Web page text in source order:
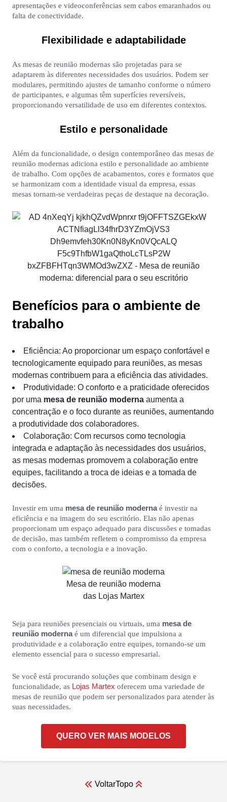
apresentações e videoconferências sem cabos emaranhados ou
falta de conectividade.
Flexibilidade e adaptabilidade
As mesas de reunião modernas são projetadas para se
adaptarem às diferentes necessidades dos usuários. Podem ser
modulares, permitindo ajustes de tamanho conforme o número
de participantes, e algumas têm superfícies reversíveis,
proporcionando versatilidade de uso em diferentes contextos.
Estilo e personalidade
Além da funcionalidade, o design contemporâneo das mesas de
reunião modernas adiciona estilo e personalidade ao ambiente
de trabalho. Com opções de acabamentos, cores e formatos que
se harmonizam com a identidade visual da empresa, essas
mesas tornam-se verdadeiras peças de destaque na decoração.
Benefícios para o ambiente de
trabalho
Eficiência: Ao proporcionar um espaço confortável e
tecnologicamente equipado para reuniões, as mesas
modernas contribuem para a eficiência das atividades.
Produtividade: O conforto e a praticidade oferecidos
por uma mesa de reunião moderna aumenta a
concentração e o foco durante as reuniões, aumentando
a produtividade dos colaboradores.
Colaboração: Com recursos como tecnologia
integrada e adaptação às necessidades dos usuários,
as mesas modernas promovem a colaboração entre
equipes, facilitando a troca de ideias e a tomada de
decisões.
Investir em uma mesa de reunião modernaé investir na
eficiência e na imagem do seu escritório. Elas não apenas
proporcionam um espaço adequado para discussões e tomadas
de decisão, mas também refletem o compromisso da empresa
com o conforto, a tecnologia e a inovação.
Mesa de reunião moderna
das Lojas Martex
Seja para reuniões presenciais ou virtuais, uma mesa de
reunião modernaé um diferencial que impulsiona a
produtividade e a colaboração entre equipes, tornando-se um
elemento essencial para o sucesso empresarial.
Se você está procurando soluções que combinam design e
funcionalidade, as Lojas Martex oferecem uma variedade de
mesas de reunião que podem ser personalizados para atender às
suas necessidades.
QUERO VER MAIS MODELOS
VoltarTopo